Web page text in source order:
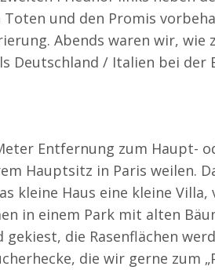
und den Promis
Abends waren wir, wie
Deutschland / Italien bei der
Entfernung zum Haupt-
Hauptsitz in Paris weilen.
kleine Haus eine kleine
in einem Park mit alten
die Rasenflächen
die wir gerne zum